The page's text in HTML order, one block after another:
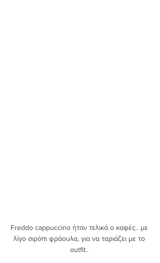
Freddo cappuccino ήταν τελικά ο καφές.. με
λίγο σιρόπι φράουλα, για να ταριάζει με το
outfit..